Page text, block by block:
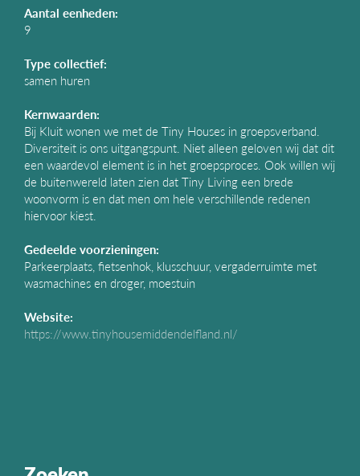
Aantal eenheden:
9
Type collectief:
samen huren
Kernwaarden:
Bij Kluit wonen we met de Tiny Houses in groepsverband.
Diversiteit is ons uitgangspunt. Niet alleen geloven wij dat dit
een waardevol element is in het groepsproces. Ook willen wij
de buitenwereld laten zien dat Tiny Living een brede
woonvorm is en dat men om hele verschillende redenen
hiervoor kiest.
Gedeelde voorzieningen:
Parkeerplaats, fietsenhok, klusschuur, vergaderruimte met
wasmachines en droger, moestuin
Website:
https://www.tinyhousemiddendelfland.nl/